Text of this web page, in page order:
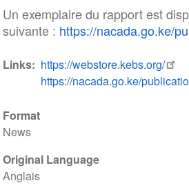
Format
News
Original Language
Anglais
Un exemplaire du rapport est
suivante : https://nacada.go.ke/
Links
https://webstore.kebs.org/
https://nacada.go.ke/